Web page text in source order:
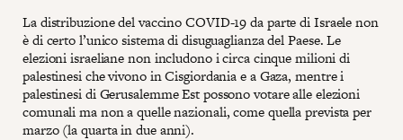
La distribuzione del vaccino COVID-19 da parte di Israele non
è di certo l’unico sistema di disuguaglianza del Paese. Le
elezioni israeliane non includono i circa cinque milioni di
palestinesi che vivono in Cisgiordania e a Gaza, mentre i
palestinesi di Gerusalemme Est possono votare alle elezioni
comunali ma non a quelle nazionali, come quella prevista per
marzo (la quarta in due anni).